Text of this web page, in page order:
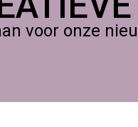
voor onze